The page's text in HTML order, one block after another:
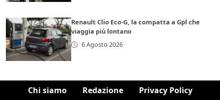
Renault Clio Eco-G, la compatta a Gpl che
viaggia più lontano
6 Agosto 2026
Chi siamo Redazione Privacy Policy